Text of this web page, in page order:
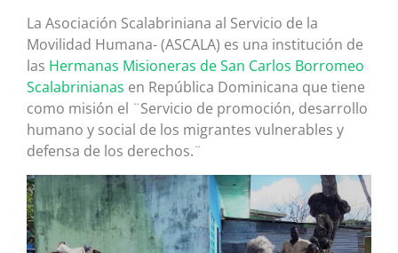
La Asociación Scalabriniana al Servicio de la
Movilidad Humana- (ASCALA) es una institución de
las Hermanas Misioneras de San Carlos Borromeo
Scalabrinianas en República Dominicana que tiene
como misión el ¨Servicio de promoción, desarrollo
humano y social de los migrantes vulnerables y
defensa de los derechos.¨